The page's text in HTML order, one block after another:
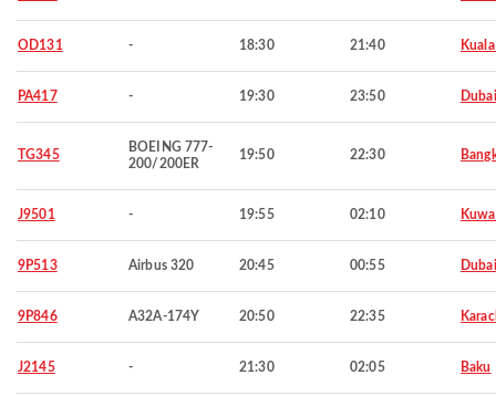
OD131 - 18:30 21:40
PA417 - 19:30 23:50 Dubai
TG345
BOEING 777-
200/200ER
19:50 22:30
J9501 - 19:55 02:10
9P513 Airbus 320 20:45 00:55 Dubai
9P846 A32A-174Y 20:50 22:35
J2145 - 21:30 02:05 Baku